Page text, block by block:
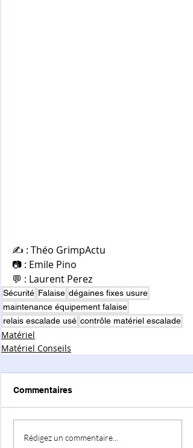
✍️ : Théo GrimpActu
📷 : Emile Pino
💬 : Laurent Perez
Sécurité Falaise dégaines fixes usure
maintenance équipement falaise
relais escalade usé contrôle matériel escalade
Matériel
Matériel Conseils
Commentaires
Rédigez un commentaire...